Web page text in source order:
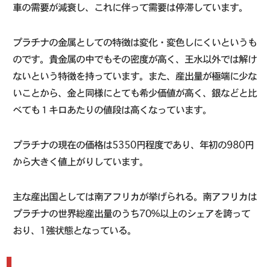
車の需要が減衰し、これに伴って需要は停滞しています。
プラチナの金属としての特徴は変化・変色しにくいというも
のです。貴金属の中でもその密度が高く、王水以外では解け
ないという特徴を持っています。また、産出量が極端に少な
いことから、金と同様にとても希少価値が高く、銀などと比
べても１キロあたりの値段は高くなっています。
プラチナの現在の価格は5350円程度であり、年初の980円
から大きく値上がりしています。
主な産出国としては南アフリカが挙げられる。南アフリカは
プラチナの世界総産出量のうち70%以上のシェアを誇って
おり、1強状態となっている。